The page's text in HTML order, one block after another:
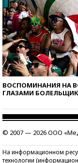
ВОСПОМИНАНИЯ НА
ГЛАЗАМИ
© 2007 — 2026 ООО
На информационном
технологии